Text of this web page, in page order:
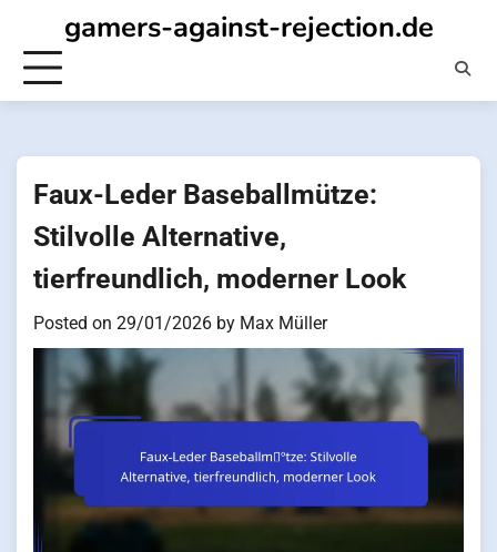
content
gamers-against-rejection.de
Faux-Leder Baseballmütze:
Stilvolle Alternative,
tierfreundlich, moderner Look
Posted on 29/01/2026 by Max Müller